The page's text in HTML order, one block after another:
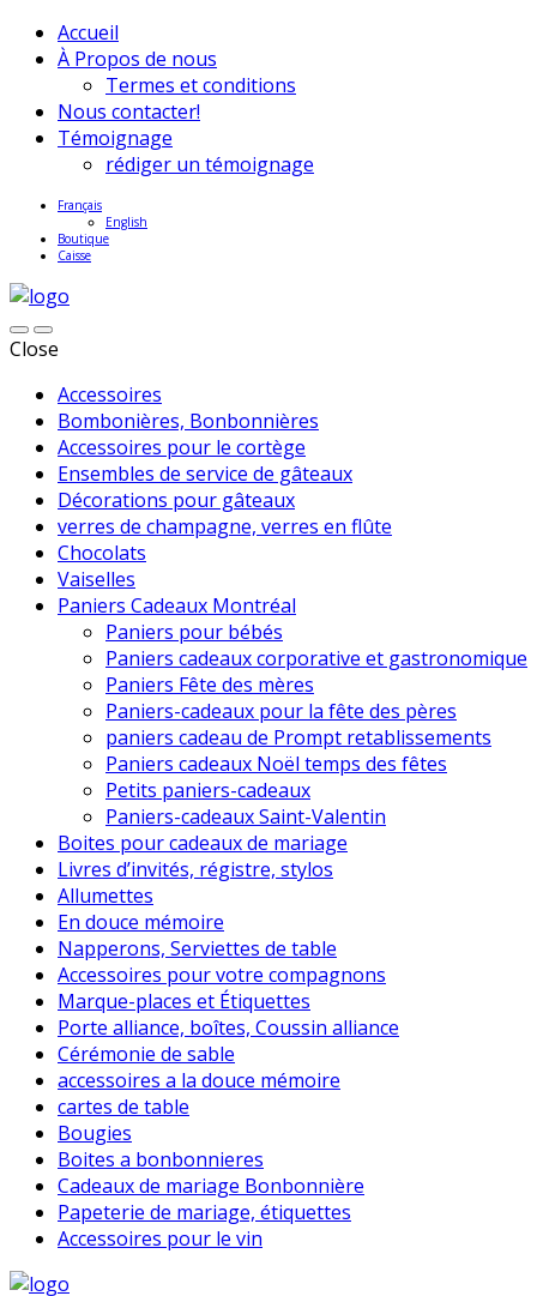
Accueil
À Propos de nous
Termes et conditions
Nous contacter!
Témoignage
rédiger un témoignage
Français
English
Boutique
Caisse
Close
Accessoires
Bombonières, Bonbonnières
Accessoires pour le cortège
Ensembles de service de gâteaux
Décorations pour gâteaux
verres de champagne, verres en flûte
Chocolats
Vaiselles
Paniers Cadeaux Montréal
Paniers pour bébés
Paniers cadeaux corporative et gastronomique
Paniers Fête des mères
Paniers-cadeaux pour la fête des pères
paniers cadeau de Prompt retablissements
Paniers cadeaux Noël temps des fêtes
Petits paniers-cadeaux
Paniers-cadeaux Saint-Valentin
Boites pour cadeaux de mariage
Livres d’invités, régistre, stylos
Allumettes
En douce mémoire
Napperons, Serviettes de table
Accessoires pour votre compagnons
Marque-places et Étiquettes
Porte alliance, boîtes, Coussin alliance
Cérémonie de sable
accessoires a la douce mémoire
cartes de table
Bougies
Boites a bonbonnieres
Cadeaux de mariage Bonbonnière
Papeterie de mariage, étiquettes
Accessoires pour le vin